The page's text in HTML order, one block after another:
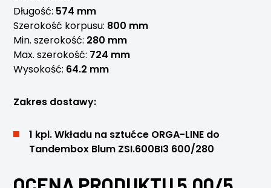
Długość: 574 mm
Szerokość korpusu: 800 mm
Min. szerokość: 280 mm
Max. szerokość: 724 mm
Wysokość: 64.2 mm
Zakres dostawy:
1 kpl. Wkładu na sztućce ORGA-LINE do
Tandembox Blum ZSI.600BI3 600/280